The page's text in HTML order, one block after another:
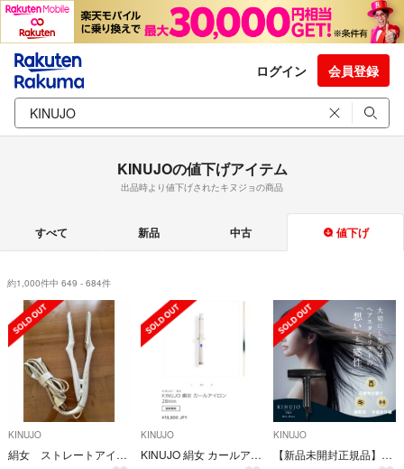
ログイン 会員登録
KINUJOの値下げアイテム
出品時より値下げされたキヌジョの商品
すべて 新品 中古 値下げ
約1,000件中 649 - 684件
KINUJO
絹女 ストレートアイロン
KINUJO
KINUJO 絹女 カールアイロン 28mm
KINUJO
【新品未開封正規品】KINUJO PRO ヘアドライヤー KP101